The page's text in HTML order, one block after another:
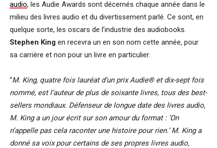
audio, les Audie Awards sont décernés chaque année dans le
milieu des livres audio et du divertissement parlé. Ce sont, en
quelque sorte, les oscars de l’industrie des audiobooks.
Stephen King en recevra un en son nom cette année, pour
sa carrière et non pour un livre en particulier.
“M. King, quatre fois lauréat d’un prix Audie® et dix-sept fois
nommé, est l’auteur de plus de soixante livres, tous des best-
sellers mondiaux. Défenseur de longue date des livres audio,
M. King a un jour écrit sur son amour du format : ‘On
n’appelle pas cela raconter une histoire pour rien.’ M. King a
donné sa voix pour certains de ses propres livres audio,